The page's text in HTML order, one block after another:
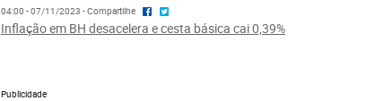
04:00 - 07/11/2023 - Compartilhe
Inflação em BH desacelera e cesta básica cai 0,39%
Publicidade